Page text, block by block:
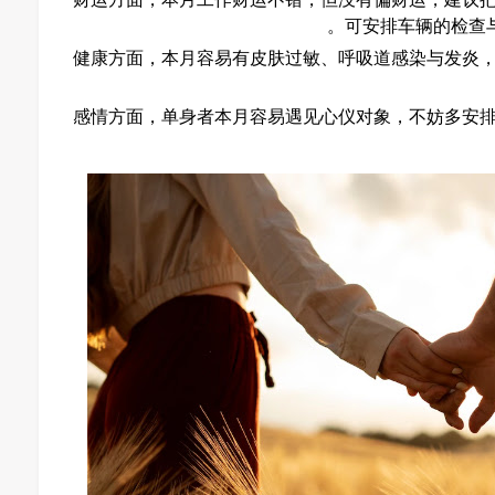
可安排车辆的检查
健康方面，本月容易有皮肤过敏、呼吸道感染与发炎
感情方面，单身者本月容易遇见心仪对象，不妨多安